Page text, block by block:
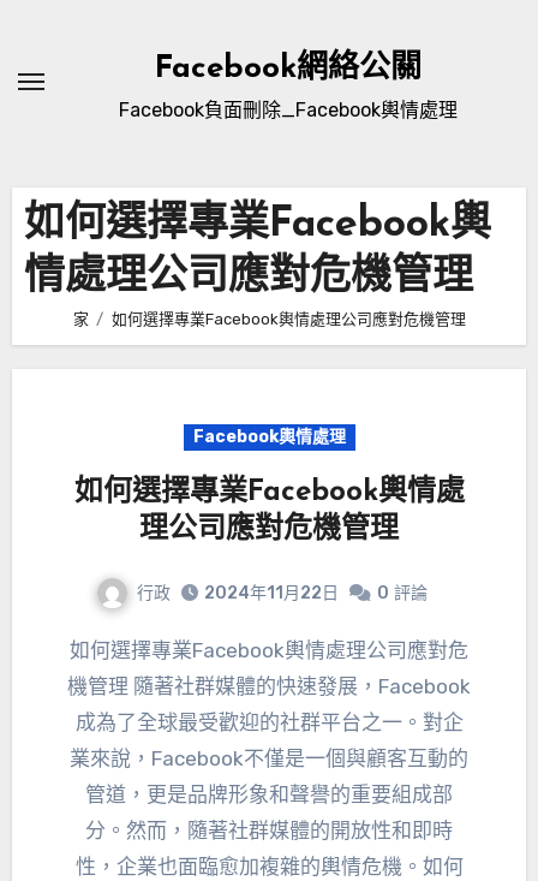
Facebook網絡公關
Facebook負面刪除_Facebook輿情處理
如何選擇專業Facebook輿
情處理公司應對危機管理
家 如何選擇專業Facebook輿情處理公司應對危機管理
Facebook輿情處理
如何選擇專業Facebook輿情處
理公司應對危機管理
行政 2024年11月22日 0 評論
如何選擇專業Facebook輿情處理公司應對危
機管理 隨著社群媒體的快速發展，Facebook
成為了全球最受歡迎的社群平台之一。對企
業來說，Facebook不僅是一個與顧客互動的
管道，更是品牌形象和聲譽的重要組成部
分。然而，隨著社群媒體的開放性和即時
性，企業也面臨愈加複雜的輿情危機。如何